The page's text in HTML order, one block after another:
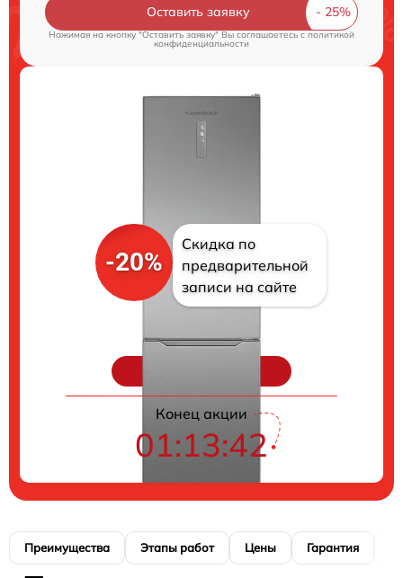
Оставить заявку
Нажимая на кнопку "Оставить заявку" Вы соглашаетесь c политикой
конфиденциальности
-20%
Скидка по
предварительной
записи на сайте
Конец акции
01:13:40
Преимущества Этапы работ Цены Гарантия